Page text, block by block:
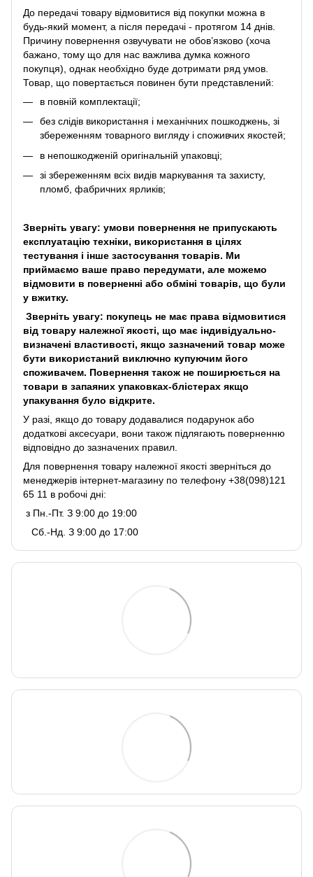
До передачі товару відмовитися від покупки можна в
будь-який момент, а після передачі - протягом 14 днів.
Причину повернення озвучувати не обов’язково (хоча
бажано, тому що для нас важлива думка кожного
покупця), однак необхідно буде дотримати ряд умов.
Товар, що повертається повинен бути представлений:
в повній комплектації;
без слідів використання і механічних пошкоджень, зі
збереженням товарного вигляду і споживчих якостей;
в непошкодженій оригінальній упаковці;
зі збереженням всіх видів маркування та захисту,
пломб, фабричних ярликів;
Зверніть увагу: умови повернення не припускають
експлуатацію техніки, використання в цілях
тестування і інше застосування товарів. Ми
приймаємо ваше право передумати, але можемо
відмовити в поверненні або обміні товарів, що були
у вжитку.
Зверніть увагу: покупець не має права відмовитися
від товару належної якості, що має індивідуально-
визначені властивості, якщо зазначений товар може
бути використаний виключно купуючим його
споживачем. Повернення також не поширюється на
товари в запаяних упаковках-блістерах якщо
упакування було відкрите.
У разі, якщо до товару додавалися подарунок або
додаткові аксесуари, вони також підлягають поверненню
відповідно до зазначених правил.
Для повернення товару належної якості зверніться до
менеджерів інтернет-магазину по телефону +38(098)121
65 11 в робочі дні:
з Пн.-Пт. З 9:00 до 19:00
Сб.-Нд. З 9:00 до 17:00